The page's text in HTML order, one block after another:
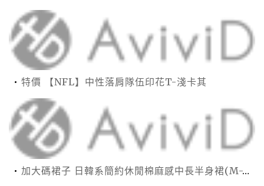
特價 【NFL】中性落肩隊伍印花T-淺卡其
加大碼裙子 日韓系簡約休閒棉麻感中長半身裙(M-2XL)【XMS54038】＊艾美時尚(現+預)